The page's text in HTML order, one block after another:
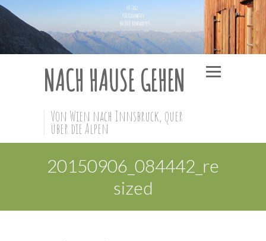
NACH HAUSE GEHEN
Von Wien nach Innsbruck, quer
über die Alpen
20150906_084442_re
sized